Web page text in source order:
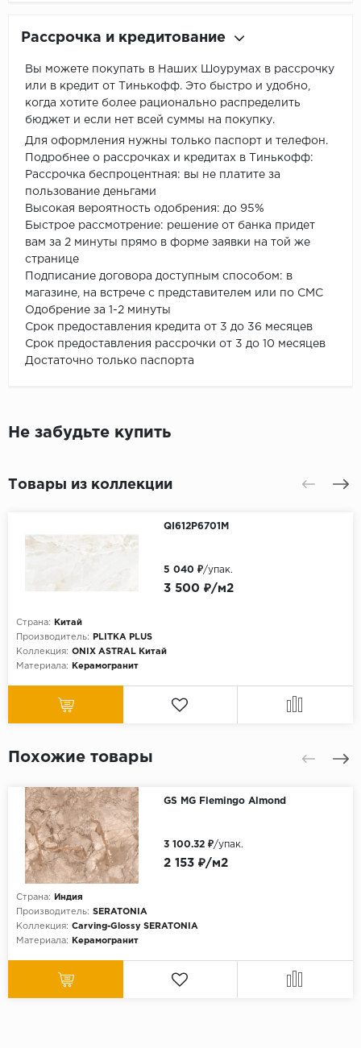
Рассрочка и кредитование
Вы можете покупать в Наших Шоурумах в рассрочку
или в кредит от Тинькофф. Это быстро и удобно,
когда хотите более рационально распределить
бюджет и если нет всей суммы на покупку.
Для оформления нужны только паспорт и телефон.
Подробнее о рассрочках и кредитах в Тинькофф:
Рассрочка беспроцентная: вы не платите за
пользование деньгами
Высокая вероятность одобрения: до 95%
Быстрое рассмотрение: решение от банка придет
вам за 2 минуты прямо в форме заявки на той же
странице
Подписание договора доступным способом: в
магазине, на встрече с представителем или по СМС
Одобрение за 1-2 минуты
Срок предоставления кредита от 3 до 36 месяцев
Срок предоставления рассрочки от 3 до 10 месяцев
Достаточно только паспорта
Не забудьте купить
Товары из коллекции
QI612P6701M
Страна:
Китай
Производитель:
PLITKA PLUS
Коллекция: ONIX ASTRAL Китай
Материала:
Керамогранит
3 500 ₽/м2
5 040 ₽/упак.
Похожие товары
GS MG Flemingo Almond
Страна:
Индия
Производитель: SERATONIA
Коллекция: Carving-Glossy SERATONIA
Материала:
Керамогранит
2 153 ₽/м2
3 100.32 ₽/упак.